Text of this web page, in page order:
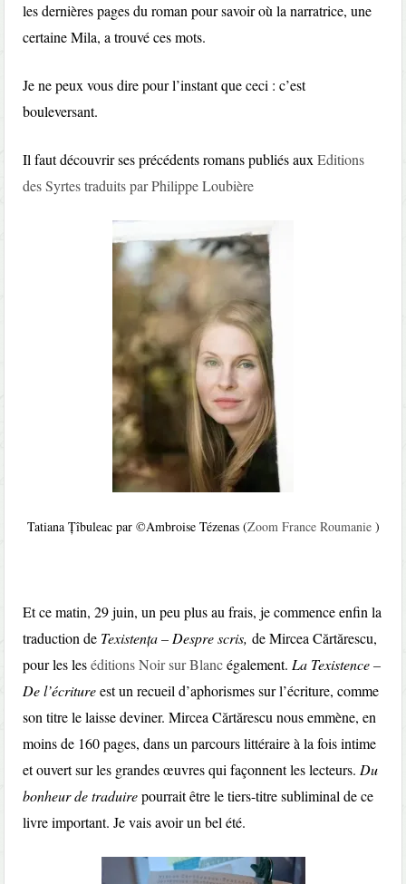
les dernières pages du roman pour savoir où la narratrice, une
certaine Mila, a trouvé ces mots.
Je ne peux vous dire pour l’instant que ceci : c’est
bouleversant.
Il faut découvrir ses précédents romans publiés auxEditions
des Syrtes traduits par Philippe Loubière
Tatiana Țîbuleac par ©Ambroise Tézenas (Zoom France Roumanie)
Et ce matin, 29 juin, un peu plus au frais, je commence enfin la
traduction de Texistența – Despre scris,de Mircea Cărtărescu,
pour les leséditions Noir sur Blancégalement. La Texistence –
De l’écritureest un recueil d’aphorismes sur l’écriture, comme
son titre le laisse deviner. Mircea Cărtărescu nous emmène, en
moins de 160 pages, dans un parcours littéraire à la fois intime
et ouvert sur les grandes œuvres qui façonnent les lecteurs. Du
bonheur de traduirepourrait être le tiers-titre subliminal de ce
livre important. Je vais avoir un bel été.